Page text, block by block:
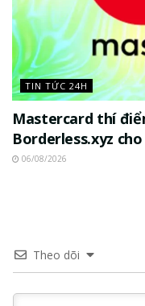
TIN TỨC 24H
Mastercard thí
Borderless.xyz
06/08/2026
Theo dõi